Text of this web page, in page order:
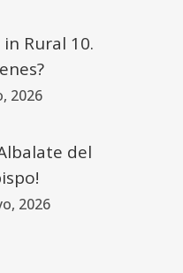
Rural 10.
2026
del
2026